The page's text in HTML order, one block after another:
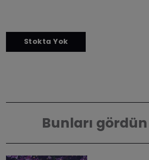
Bunları